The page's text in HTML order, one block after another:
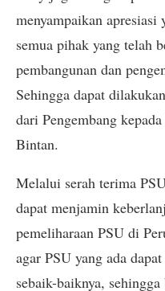
menyampaikan apresiasi
semua pihak yang telah
pembangunan dan
Sehingga dapat
dari Pengembang
Bintan.
Melalui serah terima
dapat menjamin
pemeliharaan PSU di
agar PSU yang ada
sebaik-baiknya,